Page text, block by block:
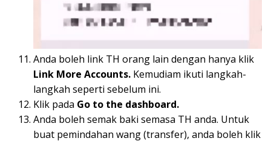
Anda boleh link TH orang lain dengan hanya klik
Link More Accounts. Kemudiam ikuti langkah-
langkah seperti sebelum ini.
Klik pada Go to the dashboard.
Anda boleh semak baki semasa TH anda. Untuk
buat pemindahan wang (transfer), anda boleh klik